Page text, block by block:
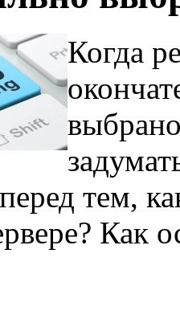
Когда
тем,
Как